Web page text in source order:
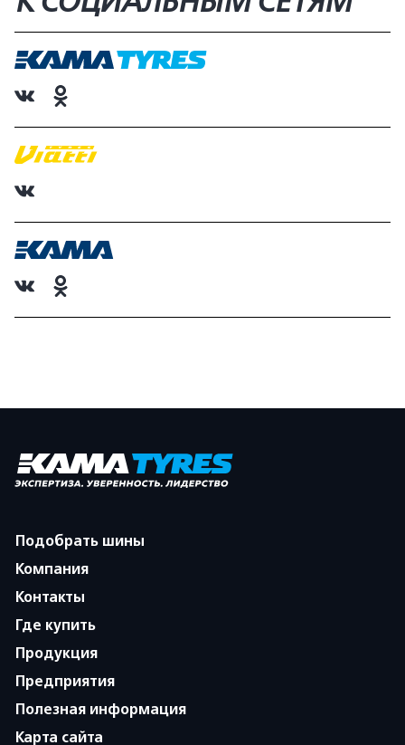
Подобрать шины
Компания
Контакты
Где купить
Продукция
Предприятия
Полезная информация
Карта сайта